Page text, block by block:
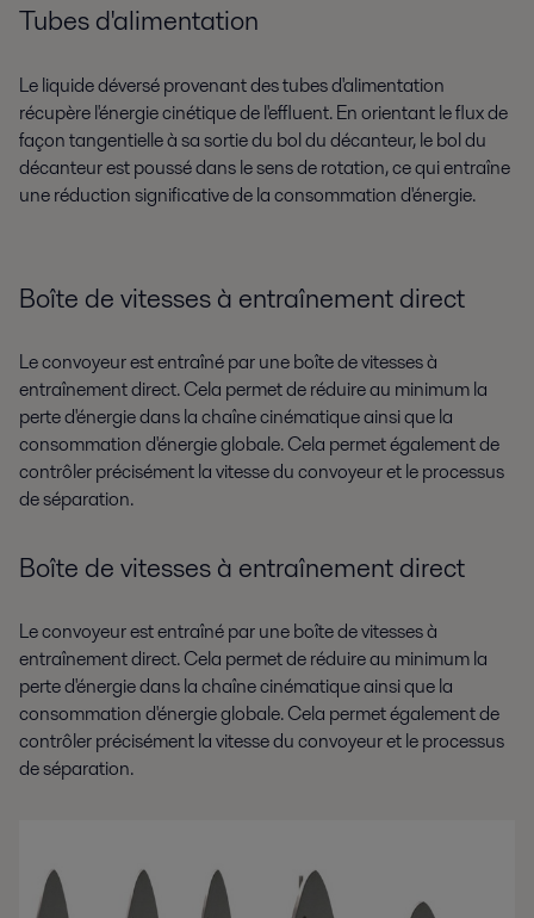
Tubes d'alimentation
Le liquide déversé provenant des tubes d'alimentation
récupère l'énergie cinétique de l'effluent. En orientant le flux de
façon tangentielle à sa sortie du bol du décanteur, le bol du
décanteur est poussé dans le sens de rotation, ce qui entraîne
une réduction significative de la consommation d'énergie.
Boîte de vitesses à entraînement direct
Le convoyeur est entraîné par une boîte de vitesses à
entraînement direct. Cela permet de réduire au minimum la
perte d'énergie dans la chaîne cinématique ainsi que la
consommation d'énergie globale. Cela permet également de
contrôler précisément la vitesse du convoyeur et le processus
de séparation.
Boîte de vitesses à entraînement direct
Le convoyeur est entraîné par une boîte de vitesses à
entraînement direct. Cela permet de réduire au minimum la
perte d'énergie dans la chaîne cinématique ainsi que la
consommation d'énergie globale. Cela permet également de
contrôler précisément la vitesse du convoyeur et le processus
de séparation.